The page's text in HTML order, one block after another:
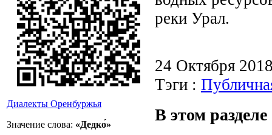
Диалекты Оренбуржья
Значение слова: «Дедко́»
реки Урал.
24 Октября
Тэги :
В этом разделе